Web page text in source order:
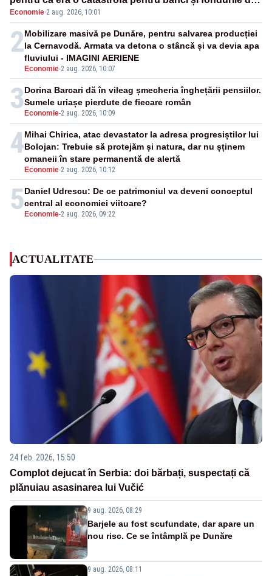
pensii
Economie·2 aug. 2026, 10:01
2
Economie-2 aug. 2026, 10:07
Mobilizare masivă pe Dunăre, pentru salvarea producției
la Cernavodă. Armata va detona o stâncă și va devia apa
fluviului - IMAGINI AERIENE
3 Economie-2 aug. 2026, 10:09
Dorina Barcari dă în vileag șmecheria înghețării pensiilor.
Sumele uriașe pierdute de fiecare român
4
Economie-2 aug. 2026, 10:12
Mihai Chirica, atac devastator la adresa progresiștilor lui
Bolojan: Trebuie să protejăm și natura, dar nu șținem
omaneii în stare permanentă de alertă
5 Economie-2 aug. 2026, 09:22
Daniel Udrescu: De ce patrimoniul va deveni conceptul
central al economiei viitoare?
ACTUALITATE
24 feb. 2026, 15:50
Complot dejucat în Serbia: doi bărbați, suspectați că
plănuiau asasinarea lui Vučić
9 aug. 2026, 08:29
Barjele au fost scufundate, dar apare un
nou risc. Ce se întâmplă pe Dunăre
9 aug. 2026, 08:11